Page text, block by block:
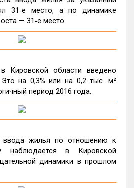
31‑е место, а по динамике
— 31‑е место.
Кировской области введено
на 0,3% или на 0,2 тыс. м²
период 2016 года.
ввода жилья по отношению к
наблюдается в Кировской
динамики в прошлом